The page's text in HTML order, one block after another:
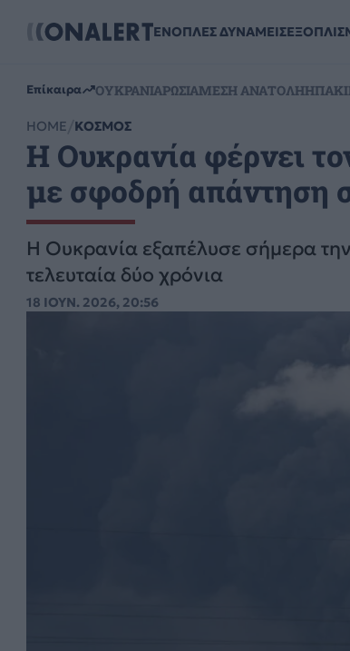
ΕΝΟΠΛΕΣ ΔΥΝΑΜΕΙΣ
Επίκαιρα ΟΥΚΡΑΝΙΑΡΩΣΙΑΜΕΣΗ ΑΝΑΤΟΛΗΗΠΑ
HOME ΚΟΣΜΟΣ
Η Ουκρανία φέρνει
με σφοδρή απάντηση
Η Ουκρανία εξαπέλυσε σήμερα
τελευταία δύο χρόνια
18 ΙΟΥΝ. 2026, 20:56